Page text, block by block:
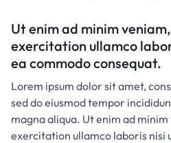
Ut enim ad minim
exercitation ullamco
ea commodo consequat.
Lorem ipsum dolor sit amet,
sed do eiusmod tempor
magna aliqua. Ut enim ad
exercitation ullamco laboris nisi